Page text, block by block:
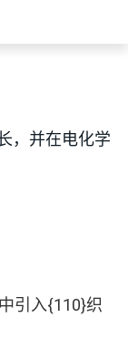
，并在电化学
引入{110}织